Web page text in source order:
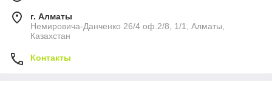
г. Алматы
Немировича-Данченко 26/4 оф.2/8, 1/1, Алматы,
Казахстан
Контакты